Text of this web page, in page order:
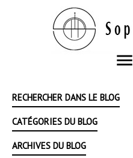
menu
RECHERCHER DANS LE BLOG
CATÉGORIES DU BLOG
ARCHIVES DU BLOG